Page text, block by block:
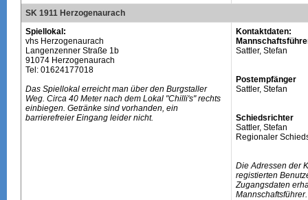
SK 1911 Herzogenaurach
Spiellokal:
vhs Herzogenaurach
Langenzenner Straße 1b
91074 Herzogenaurach
Tel: 01624177018
Das Spiellokal erreicht man über den Burgstaller
Weg. Circa 40 Meter nach dem Lokal "Chilli's" rechts
einbiegen. Getränke sind vorhanden, ein
barrierefreier Eingang leider nicht.
Kontaktdaten:
Sattler, Stefan
Postempfänger
Sattler, Stefan
Schiedsrichter
Sattler, Stefan
Regionaler
Die Adressen der
registierten
Zugangsdaten
Mannschaftsführer.